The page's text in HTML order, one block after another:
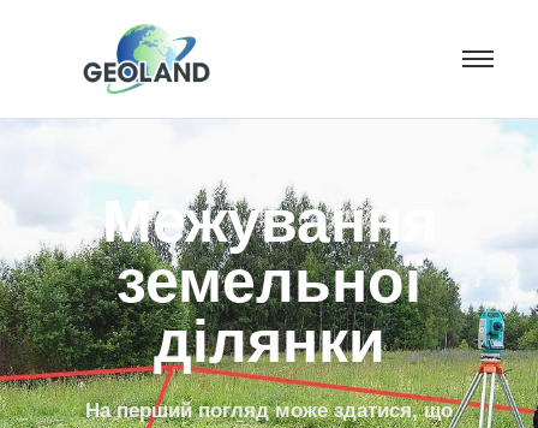
Межування
земельної
ділянки
На перший погляд може здатися, що